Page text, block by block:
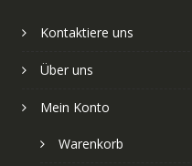
Kontaktiere uns
Über uns
Mein Konto
Warenkorb